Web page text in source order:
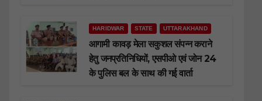
HARIDWAR STATE UTTARAKHAND
आगामी कावड़ मेला सकुशल संपन्न कराने
हेतु जनप्रतिनिधियों, एसपीओ एवं जोन 24
के पुलिस बल के साथ की गई वार्ता